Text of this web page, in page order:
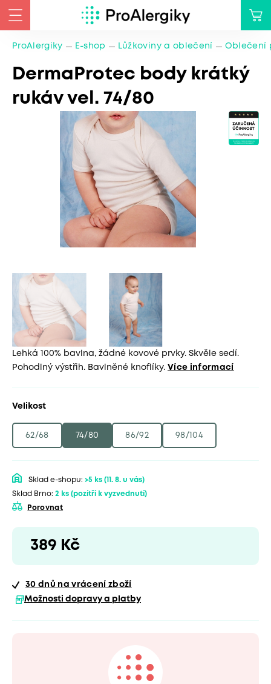
ProAlergiky E-shop Lůžkoviny a oblečení Oblečení
DermaProtec body krátký
rukáv vel. 74/80
Lehká 100% bavlna, žádné kovové prvky. Skvěle sedí.
Pohodlný výstřih. Bavlněné knoflíky. Více informací
Velikost
62/68 74/80 86/92 98/104
Sklad e-shopu: >5 ks (11. 8. u vás)
Sklad Brno: 2 ks (pozítří k vyzvednutí)
Porovnat
389 Kč
30 dnů na vrácení zboží
Možnosti dopravy a platby